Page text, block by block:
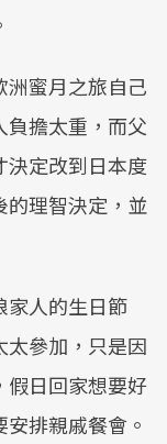
洲蜜月之旅自己
負擔太重，而父
決定改到日本度
的理智決定，並
家人的生日節
太參加，只是因
假日回家想要好
排親戚餐會。